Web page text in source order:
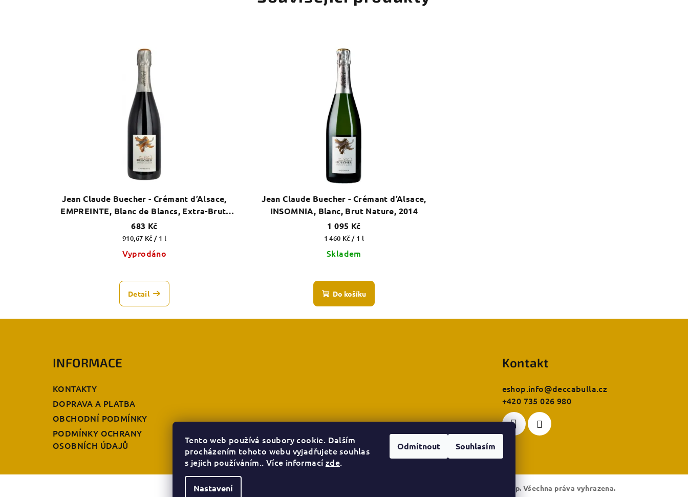
Tento web používá soubory cookie. Dalším
procházením tohoto webu vyjadřujete souhlas
s jejich používáním.. Více informacízde.
Nastavení
Odmítnout Souhlasím
Jean Claude Buecher - Crémant d’Alsace,
EMPREINTE, Blanc de Blancs, Extra-Brut,
2020
683 Kč
Měrná
cena:
910,67 Kč / 1 l
Vyprodáno
Detail
Jean Claude Buecher - Crémant d’Alsace,
INSOMNIA, Blanc, Brut Nature, 2014
1 095 Kč
Měrná
cena:
1 460 Kč / 1 l
Skladem
hodnocení
produktu
je
5,0
Do košíku
INFORMACE
KONTAKTY
DOPRAVA A PLATBA
OBCHODNÍ PODMÍNKY
PODMÍNKY OCHRANY
OSOBNÍCH ÚDAJŮ
Kontakt
eshop.info@deccabulla.cz
+420 735 026 980
Decca bulla e-shop. Všechna práva vyhrazena.